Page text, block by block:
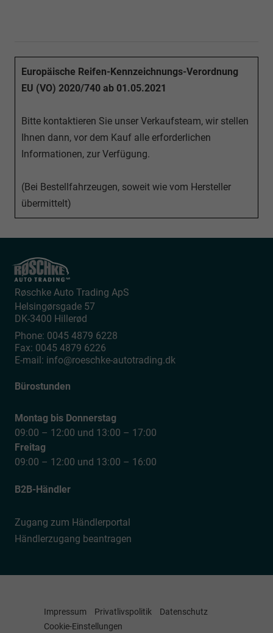
Europäische Reifen-Kennzeichnungs-Verordnung
EU (VO) 2020/740 ab 01.05.2021
Bitte kontaktieren Sie unser Verkaufsteam, wir stellen
Ihnen dann, vor dem Kauf alle erforderlichen
Informationen, zur Verfügung.
(Bei Bestellfahrzeugen, soweit wie vom Hersteller
übermittelt)
Røschke Auto Trading ApS
Helsingørsgade 57
DK-3400 Hillerød
Phone: 0045 4879 6228
Fax: 0045 4879 6226
E-mail: info@roeschke-autotrading.dk
Bürostunden
Montag bis Donnerstag
09:00 – 12:00 und 13:00 – 17:00
Freitag
09:00 – 12:00 und 13:00 – 16:00
B2B-Händler
Zugang zum Händlerportal
Händlerzugang beantragen
Impressum Privatlivspolitik
Datenschutz
Cookie-Einstellungen